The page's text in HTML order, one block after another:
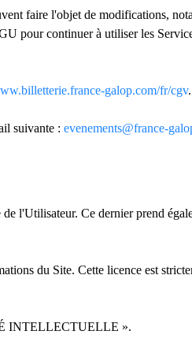
faire l'objet de modifications,
pour continuer à utiliser les
galop.com/fr/cgv.
suivante : evenements@france-
l'Utilisateur. Ce dernier prend
du Site. Cette licence est
INTELLECTUELLE ».